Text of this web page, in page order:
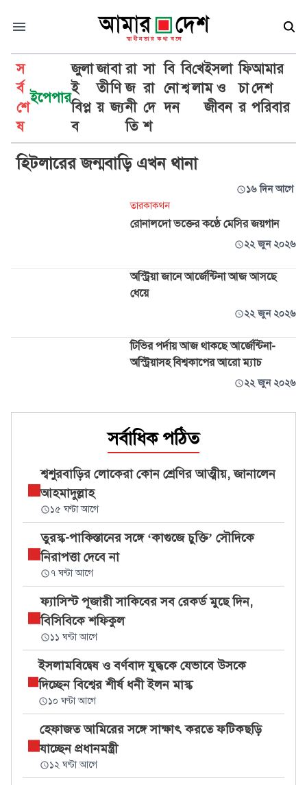
স
র্ব
শে
ষ
ইপেপার
জুলা
ই
বিপ্ল
ব
জা
তী
য়
বা
ণি
জ্য
রা
জ
নী
তি
সা
রা
দে
শ
বি
নো
দন
বি
শ্ব
খে
লা
ইসলা
ম ও
জীবন
ফি
চা
র
আমার
দেশ
পরিবার
অস্ট্রিয়া
হিটলারের জন্মবাড়ি এখন থানা
১৬ দিন আগে
তারকাকথন
রোনালদো ভক্তের কণ্ঠে মেসির জয়গান
২২ জুন ২০২৬
অস্ট্রিয়া জানে আর্জেন্টিনা আজ আসছে
ধেয়ে
২২ জুন ২০২৬
টিভির পর্দায় আজ থাকছে আর্জেন্টিনা-
অস্ট্রিয়াসহ বিশ্বকাপের আরো ম্যাচ
২২ জুন ২০২৬
সর্বাধিক পঠিত
শ্বশুরবাড়ির লোকেরা কোন শ্রেণির আত্মীয়, জানালেন
আহমাদুল্লাহ
১৫ ঘণ্টা আগে
তুরস্ক-পাকিস্তানের সঙ্গে ‘কাগুজে চুক্তি’ সৌদিকে
নিরাপত্তা দেবে না
৭ ঘণ্টা আগে
ফ্যাসিস্ট পূজারী সাকিবের সব রেকর্ড মুছে দিন,
বিসিবিকে শফিকুল
১১ ঘণ্টা আগে
ইসলামবিদ্বেষ ও বর্ণবাদ যুদ্ধকে যেভাবে উসকে
দিচ্ছেন বিশ্বের শীর্ষ ধনী ইলন মাস্ক
১০ ঘণ্টা আগে
হেফাজত আমিরের সঙ্গে সাক্ষাৎ করতে ফটিকছড়ি
যাচ্ছেন প্রধানমন্ত্রী
১২ ঘণ্টা আগে